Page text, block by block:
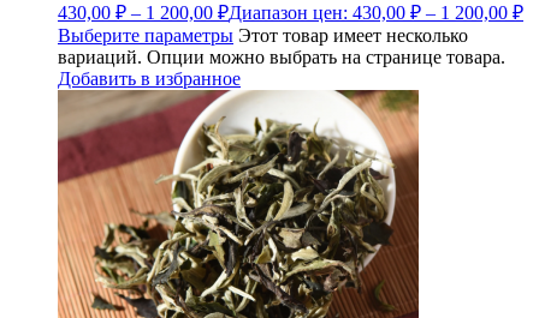
430,00 ₽ – 1 200,00 ₽Диапазон цен: 430,00 ₽ – 1 200,00 ₽
Выберите параметры Этот товар имеет несколько
вариаций. Опции можно выбрать на странице товара.
Добавить в избранное